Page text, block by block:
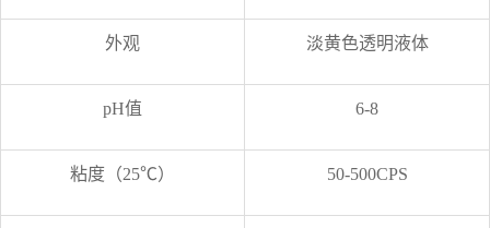
外观 淡黄色透明液体
pH值 6-8
粘度（25℃） 50-500CPS